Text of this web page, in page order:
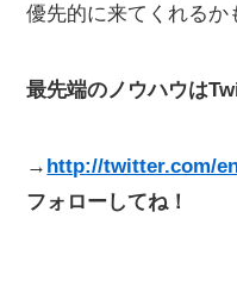
優先的に来てくれるか
最先端のノウハウは
→ http://twitter.com/
フォローしてね！